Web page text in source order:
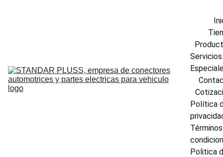
Servicios
Política
Politica